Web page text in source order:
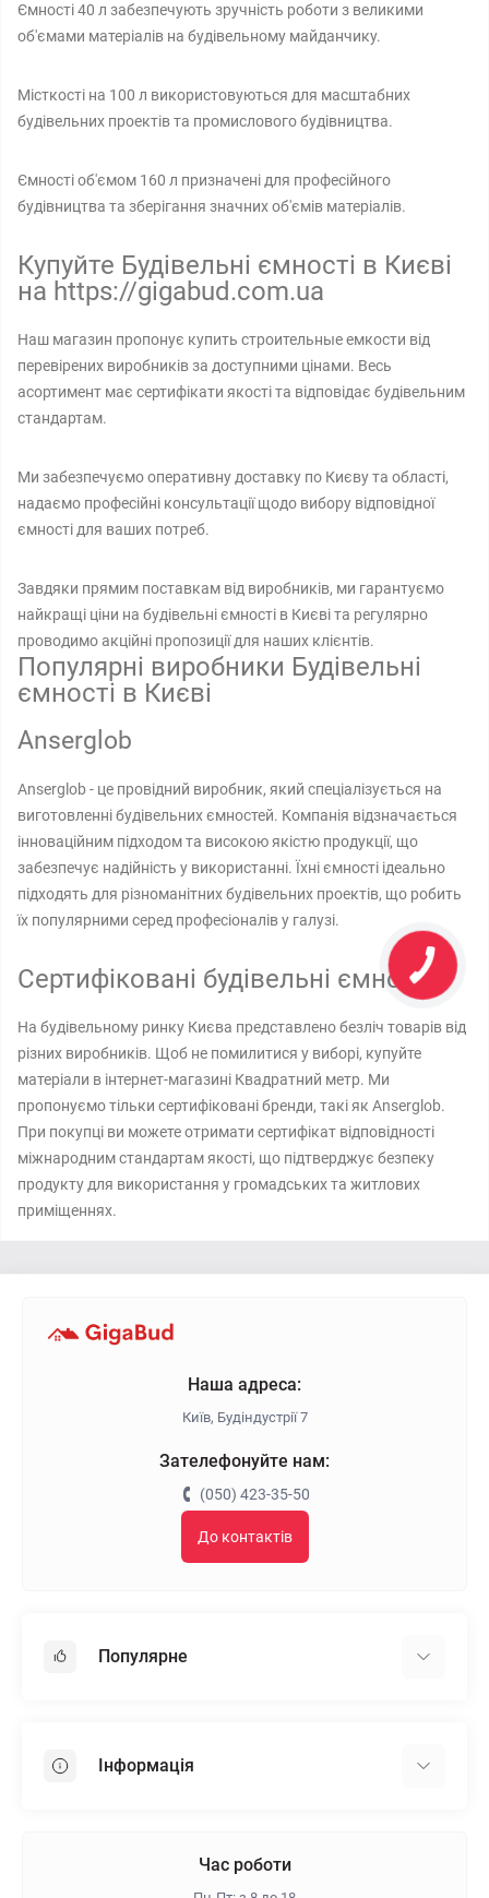
Ємності 40 л забезпечують зручність роботи з великими
об'ємами матеріалів на будівельному майданчику.
Місткості на 100 л використовуються для масштабних
будівельних проектів та промислового будівництва.
Ємності об'ємом 160 л призначені для професійного
будівництва та зберігання значних об'ємів матеріалів.
Купуйте Будівельні ємності в Києві
на https://gigabud.com.ua
Наш магазин пропонує купить строительные емкости від
перевірених виробників за доступними цінами. Весь
асортимент має сертифікати якості та відповідає будівельним
стандартам.
Ми забезпечуємо оперативну доставку по Києву та області,
надаємо професійні консультації щодо вибору відповідної
ємності для ваших потреб.
Завдяки прямим поставкам від виробників, ми гарантуємо
найкращі ціни на будівельні ємності в Києві та регулярно
проводимо акційні пропозиції для наших клієнтів.
Популярні виробники Будівельні
ємності в Києві
Anserglob
Anserglob - це провідний виробник, який спеціалізується на
виготовленні будівельних ємностей. Компанія відзначається
інноваційним підходом та високою якістю продукції, що
забезпечує надійність у використанні. Їхні ємності ідеально
підходять для різноманітних будівельних проектів, що робить
їх популярними серед професіоналів у галузі.
Сертифіковані будівельні ємності
На будівельному ринку Києва представлено безліч товарів від
різних виробників. Щоб не помилитися у виборі, купуйте
матеріали в інтернет-магазині Квадратний метр. Ми
пропонуємо тільки сертифіковані бренди, такі як Anserglob.
При покупці ви можете отримати сертифікат відповідності
міжнародним стандартам якості, що підтверджує безпеку
продукту для використання у громадських та житлових
приміщеннях.
Наша адреса:
Київ, Будіндустрії 7
Зателефонуйте нам:
(050) 423-35-50
До контактів
Популярне
Пінопласт
Інформація
Час роботи